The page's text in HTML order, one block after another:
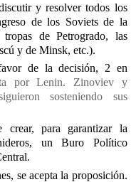
y resolver todos los
de los Soviets de la
de Petrogrado, las
y de Minsk, etc.).
de la decisión, 2 en
por Lenin. Zinoviev y
sosteniendo sus
crear, para garantizar la
un Buro Político
se acepta la proposición.